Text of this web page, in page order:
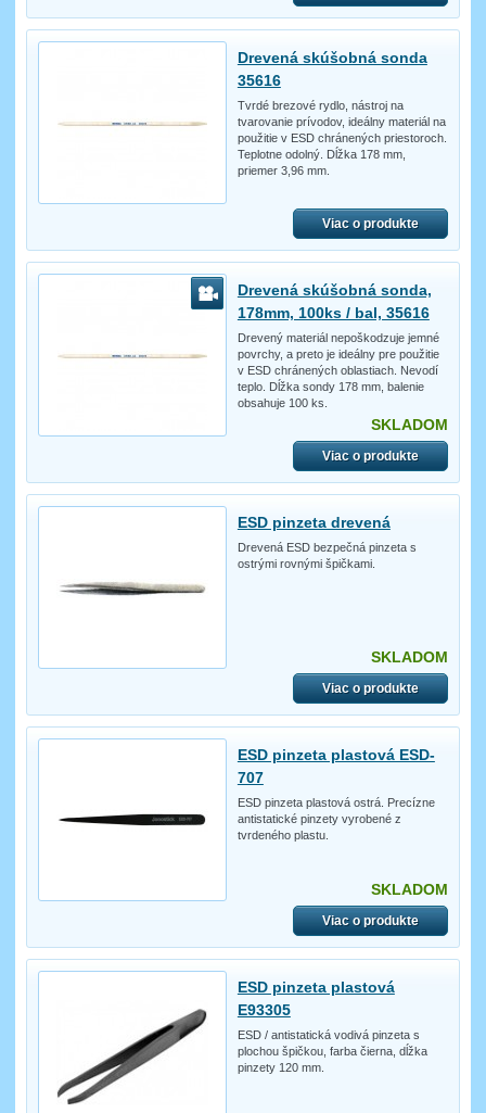
Drevená skúšobná sonda
35616
Tvrdé brezové rydlo, nástroj na
tvarovanie prívodov, ideálny materiál na
použitie v ESD chránených priestoroch.
Teplotne odolný. Dĺžka 178 mm,
priemer 3,96 mm.
Viac o produkte
Drevená skúšobná sonda,
178mm, 100ks / bal, 35616
Drevený materiál nepoškodzuje jemné
povrchy, a preto je ideálny pre použitie
v ESD chránených oblastiach. Nevodí
teplo. Dĺžka sondy 178 mm, balenie
obsahuje 100 ks.
SKLADOM
Viac o produkte
ESD pinzeta drevená
Drevená ESD bezpečná pinzeta s
ostrými rovnými špičkami.
SKLADOM
Viac o produkte
ESD pinzeta plastová ESD-
707
ESD pinzeta plastová ostrá. Precízne
antistatické pinzety vyrobené z
tvrdeného plastu.
SKLADOM
Viac o produkte
ESD pinzeta plastová
E93305
ESD / antistatická vodivá pinzeta s
plochou špičkou, farba čierna, dĺžka
pinzety 120 mm.